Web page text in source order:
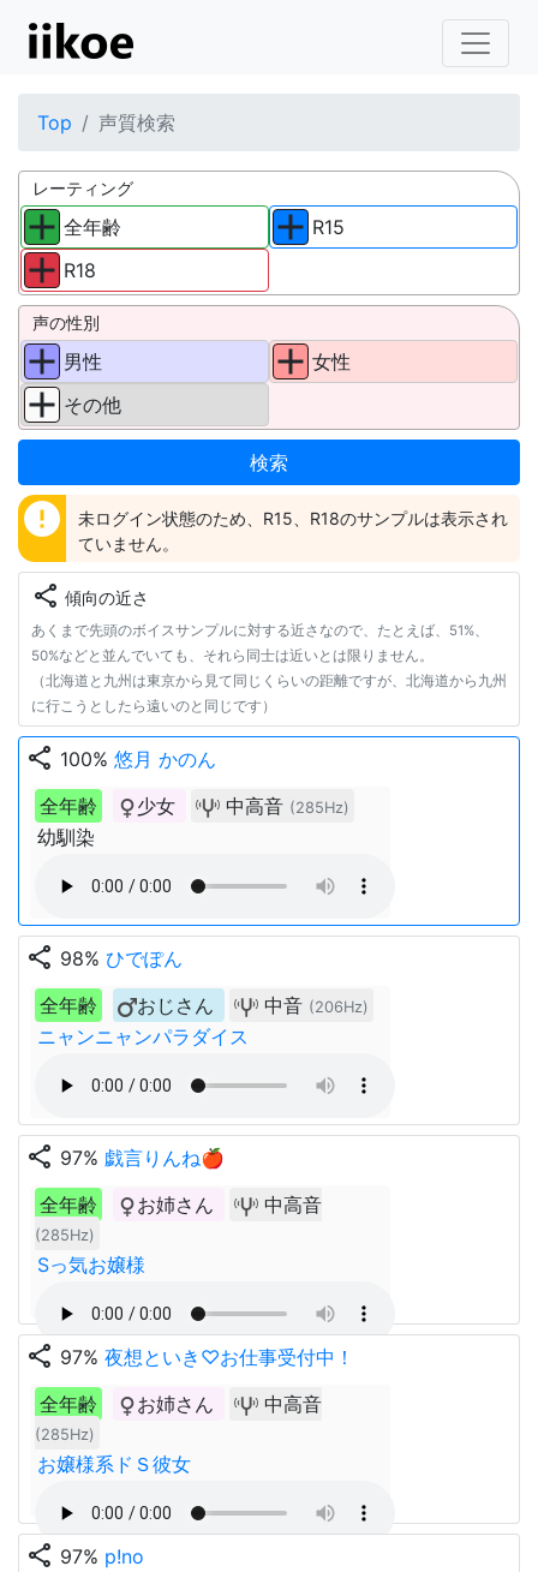
Top 声質検索
レーティング
全年齢
R18
R15
声の性別
男性
その他
女性
error
未ログイン状態のため、R15、R18のサンプルは表示され
ていません。
share 傾向の近さ
あくまで先頭のボイスサンプルに対する近さなので、たとえば、51%、
50%などと並んでいても、それら同士は近いとは限りません。
（北海道と九州は東京から見て同じくらいの距離ですが、北海道から九州
に行こうとしたら遠いのと同じです）
share 100% 悠月 かのん
全年齢
少女 中高音 (285Hz)
幼馴染
share 98% ひでぽん
全年齢
おじさん 中音 (206Hz)
ニャンニャンパラダイス
share 97% 戯言りんね🍎
全年齢
お姉さん 中高音
(285Hz)
Sっ気お嬢様
share 97% 夜想といき♡お仕事受付中！
全年齢
お姉さん 中高音
(285Hz)
お嬢様系ドＳ彼女
share 97% p!no